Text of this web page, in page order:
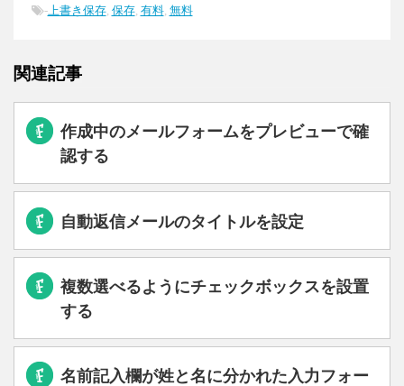
-上書き保存, 保存, 有料, 無料
関連記事
作成中のメールフォームをプレビューで確
認する
自動返信メールのタイトルを設定
複数選べるようにチェックボックスを設置
する
名前記入欄が姓と名に分かれた入力フォー